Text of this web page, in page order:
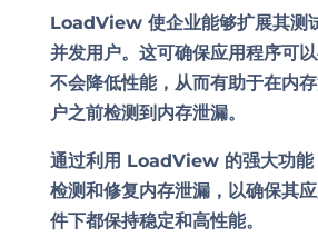
LoadView 使企业能够扩展其测
并发用户。这可确保应用程序可
不会降低性能，从而有助于在内
户之前检测到内存泄漏。
通过利用 LoadView 的强大功能
检测和修复内存泄漏，以确保其
件下都保持稳定和高性能。